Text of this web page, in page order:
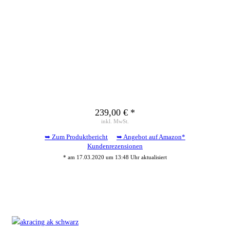
239,00 € *
inkl. MwSt.
➥ Zum Produktbericht
➥ Angebot auf Amazon*
Kundenrezensionen
* am 17.03.2020 um 13:48 Uhr aktualisiert